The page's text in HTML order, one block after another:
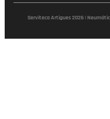
Serviteca Artigues 2026 |